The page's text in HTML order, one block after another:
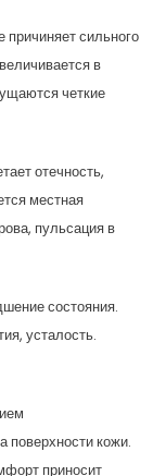
сильного
в
четкие
отечность,
местная
пульсация в
состояния.
усталость.
поверхности кожи.
приносит